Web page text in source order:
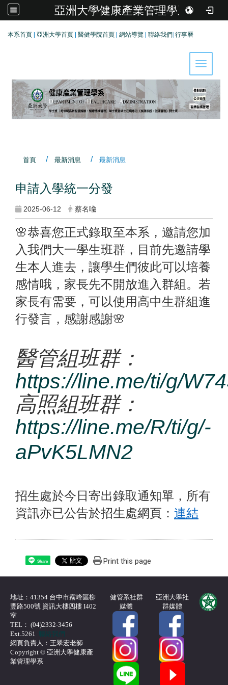
亞洲大學健康產業管理學系
本系首頁 亞洲大學首頁 醫健學院首頁 網站導覽 聯絡我們 行事曆
Toggle
首頁 最新消息 最新消息
申請入學統一分發
2025-06-12 蔡名喩
🌸恭喜您正式錄取至本系，邀請您加
入我們大一學生班群，目前先邀請學
生本人進去，讓學生們彼此可以培養
感情哦，家長先不開放進入群組。若
家長有需要，可以使用高中生群組進
行發言，感謝感謝🌸
醫管組班群：
https://line.me/ti/g/
高照組班群：
https://line.me/R/ti/g/-
aPvK5LMN2
招生處於今日寄出錄取通知單，所有
資訊亦已公告於招生處網頁： 連結
Share Print this page
地址：41354 台中市霧峰區柳
豐路500號 資訊大樓四樓 I402
室
TEL： (04)2332-3456
Ext.5261聯絡我們
網頁負責人：王翠宏老師
Copyright © 亞洲大學健康產
業管理學系
健管系社群
媒體
亞洲大學社
群媒體